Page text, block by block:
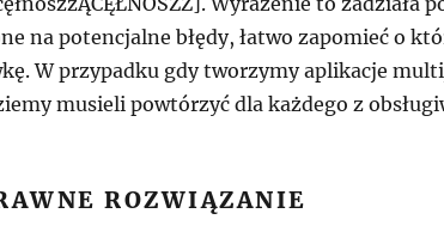
na potencjalne błędy, łatwo zapomieć o
W przypadku gdy tworzymy aplikacje
musieli powtórzyć dla każdego z
ROZWIĄZANIE